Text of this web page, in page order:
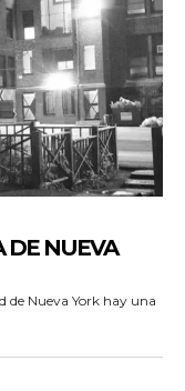
DE NUEVA